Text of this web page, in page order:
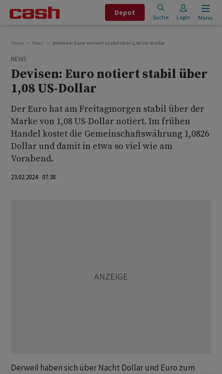
Depot
Suche Login Menu
Home News Devisen: Euro notiert stabil über 1,08 US-Dollar
NEWS
Devisen: Euro notiert stabil über
1,08 US-Dollar
Der Euro hat am Freitagmorgen stabil über der
Marke von 1,08 US-Dollar notiert. Im frühen
Handel kostet die Gemeinschaftswährung 1,0826
Dollar und damit in etwa so viel wie am
Vorabend.
23.02.2024 07:38
Derweil haben sich über Nacht Dollar und Euro zum